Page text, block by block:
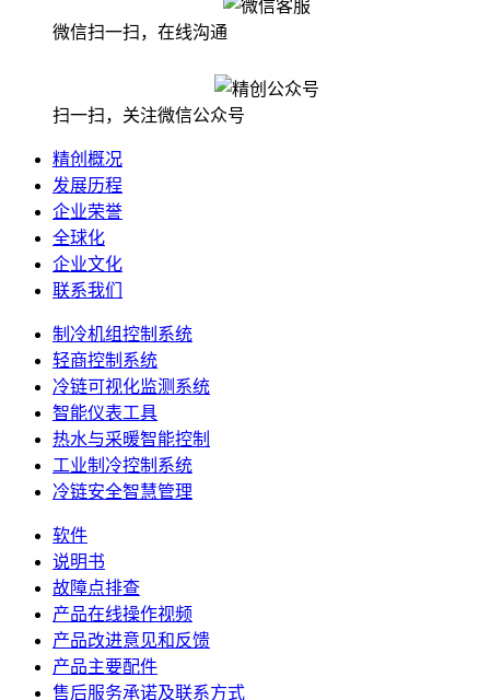
微信扫一扫，在线沟通
扫一扫，关注微信公众号
精创概况
发展历程
企业荣誉
全球化
企业文化
联系我们
制冷机组控制系统
轻商控制系统
冷链可视化监测系统
智能仪表工具
热水与采暖智能控制
工业制冷控制系统
冷链安全智慧管理
软件
说明书
故障点排查
产品在线操作视频
产品改进意见和反馈
产品主要配件
售后服务承诺及联系方式